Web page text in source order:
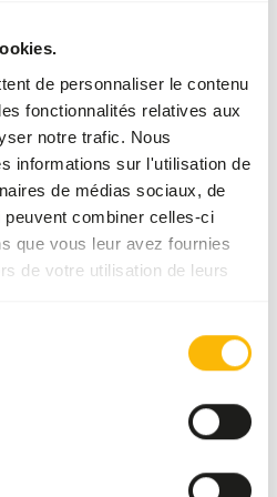
de personnaliser le contenu
fonctionnalités relatives aux
notre trafic. Nous
informations sur l'utilisation de
de médias sociaux, de
combiner celles-ci
que vous leur avez fournies
de votre utilisation de leurs
Prix par: